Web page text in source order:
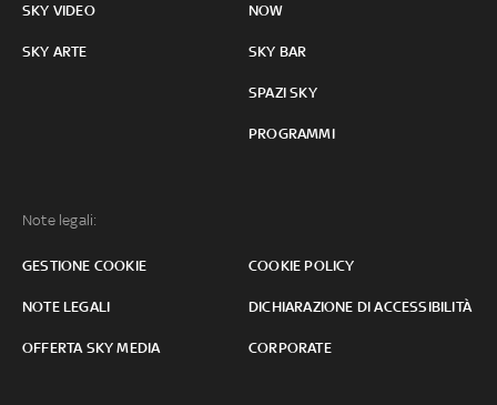
SKY VIDEO
SKY ARTE
NOW
SKY BAR
SPAZI SKY
PROGRAMMI
Note legali:
GESTIONE COOKIE COOKIE POLICY
NOTE LEGALI DICHIARAZIONE DI ACCESSIBILITÀ
OFFERTA SKY MEDIA CORPORATE